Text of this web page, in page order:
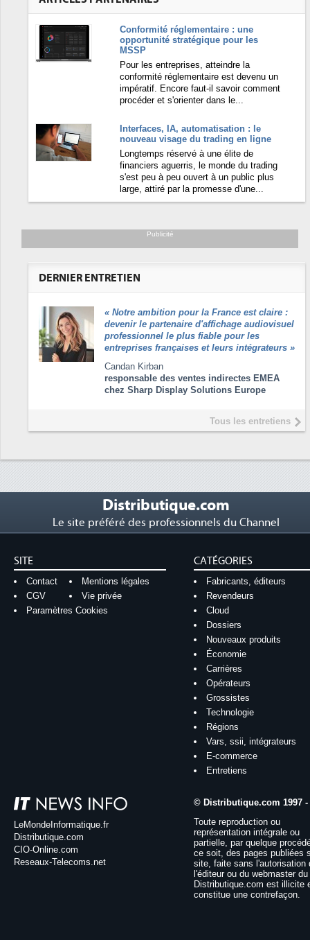
Conformité réglementaire : une
opportunité stratégique pour les
MSSP
Pour les entreprises, atteindre la
conformité réglementaire est devenu un
impératif. Encore faut-il savoir comment
procéder et s'orienter dans le...
Interfaces, IA, automatisation : le
nouveau visage du trading en ligne
Longtemps réservé à une élite de
financiers aguerris, le monde du trading
s'est peu à peu ouvert à un public plus
large, attiré par la promesse d'une...
Publicité
DERNIER ENTRETIEN
« Notre ambition pour la France est claire :
devenir le partenaire d'affichage audiovisuel
professionnel le plus fiable pour les
entreprises françaises et leurs intégrateurs »
Candan Kirban
responsable des ventes indirectes EMEA
chez Sharp Display Solutions Europe
Tous les entretiens
Distributique.com
Le site préféré des professionnels du Channel
SITE
Contact
Mentions légales
CGV
Vie privée
Paramètres Cookies
CATÉGORIES
Fabricants, éditeurs
Revendeurs
Cloud
Dossiers
Nouveaux produits
Économie
Carrières
Opérateurs
Grossistes
Technologie
Régions
Vars, ssii, intégrateurs
E-commerce
Entretiens
LeMondeInformatique.fr
Distributique.com
CIO-Online.com
Reseaux-Telecoms.net
© Distributique.com 1997 -
Toute reproduction ou
représentation intégrale ou
partielle, par quelque
ce soit, des pages publiées
site, faite sans l'autorisation
l'éditeur ou du webmaster
Distributique.com est illicite
constitue une contrefaçon.